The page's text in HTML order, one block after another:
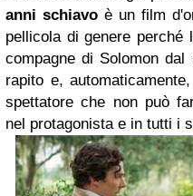
anni schiavo è un film
pellicola di genere perché
compagne di Solomon
rapito e,
spettatore che non può
nel protagonista e in tutti i